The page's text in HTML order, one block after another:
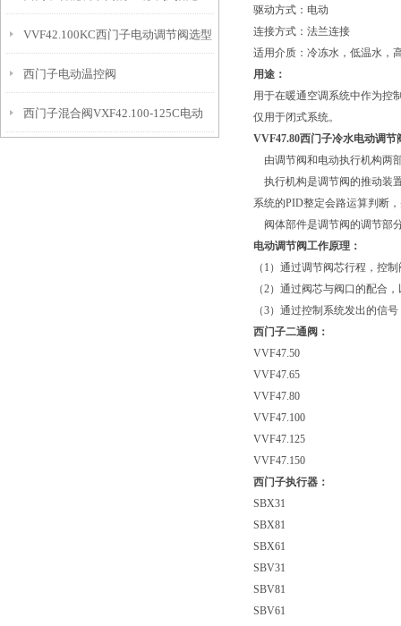
VVF42.100KC西门子电动调节阀选型
指导
西门子电动温控阀
VVF42.125KC+SKC62接线
西门子混合阀VXF42.100-125C电动
驱动方式：电动
连接方式：法兰连接
适用介质：冷冻水，低温水，
用途：
用于在暖通空调系统中作为控
仅用于闭式系统。
VVF47.80西门子冷水电动调节
由调节阀和电动执行机构两
执行机构是调节阀的推动装
系统的PID整定会路运算判断
阀体部件是调节阀的调节部
电动调节阀工作原理：
（1）通过调节阀芯行程，控
（2）通过阀芯与阀口的配合
（3）通过控制系统发出的信
西门子二通阀：
VVF47.50
VVF47.65
VVF47.80
VVF47.100
VVF47.125
VVF47.150
西门子执行器：
SBX31
SBX81
SBX61
SBV31
SBV81
SBV61